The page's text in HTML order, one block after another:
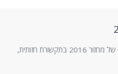
מבחר סרטים מתוך הגשות הגמר של מחזור 2016 בתקשורת חזותית,